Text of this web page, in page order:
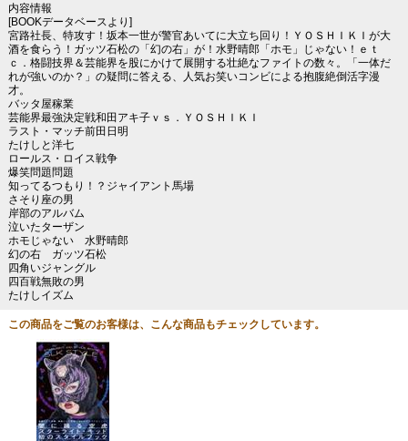
内容情報
[BOOKデータベースより]
宮路社長、特攻す！坂本一世が警官あいてに大立ち回り！ＹＯＳＨＩＫＩが大
酒を食らう！ガッツ石松の「幻の右」が！水野晴郎「ホモ」じゃない！ｅｔ
ｃ．格闘技界＆芸能界を股にかけて展開する壮絶なファイトの数々。「一体だ
れが強いのか？」の疑問に答える、人気お笑いコンビによる抱腹絶倒活字漫
才。
バッタ屋稼業
芸能界最強決定戦和田アキ子ｖｓ．ＹＯＳＨＩＫＩ
ラスト・マッチ前田日明
たけしと洋七
ロールス・ロイス戦争
爆笑問題問題
知ってるつもり！？ジャイアント馬場
さそり座の男
岸部のアルバム
泣いたターザン
ホモじゃない 水野晴郎
幻の右 ガッツ石松
四角いジャングル
四百戦無敗の男
たけしイズム
この商品をご覧のお客様は、こんな商品もチェックしています。